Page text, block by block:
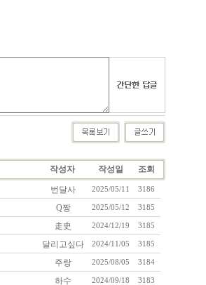
작성자 작성일 조회
번달사 2025/05/11 3186
Q짱 2025/05/12 3185
走史 2024/12/19 3185
달리고싶다 2024/11/05 3185
주랑 2025/08/05 3184
하수 2024/09/18 3183